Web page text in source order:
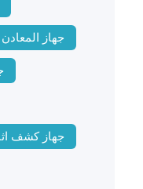
جهاز المعادن
جهاز كشف